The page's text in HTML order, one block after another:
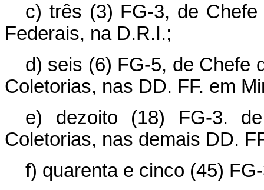
c) três (3) FG-3, de
Federais, na D.R.I.;
d) seis (6) FG-5, de Chefe
Coletorias, nas DD. FF. em
e) dezoito (18) FG-3.
Coletorias, nas demais DD.
f) quarenta e cinco (45)